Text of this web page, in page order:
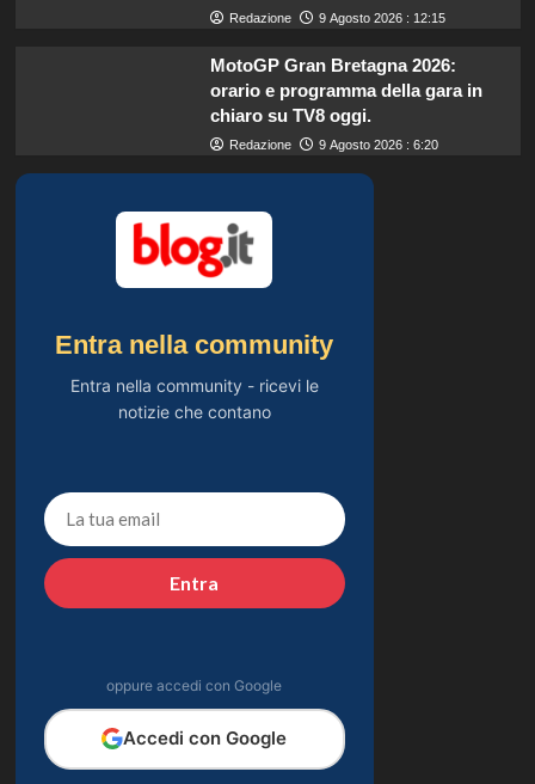
Redazione 9 Agosto 2026 : 12:15
MotoGP Gran Bretagna 2026:
orario e programma della gara in
chiaro su TV8 oggi.
Redazione 9 Agosto 2026 : 6:20
Entra nella community
Entra nella community - ricevi le
notizie che contano
Entra
oppure accedi con Google
Accedi con Google